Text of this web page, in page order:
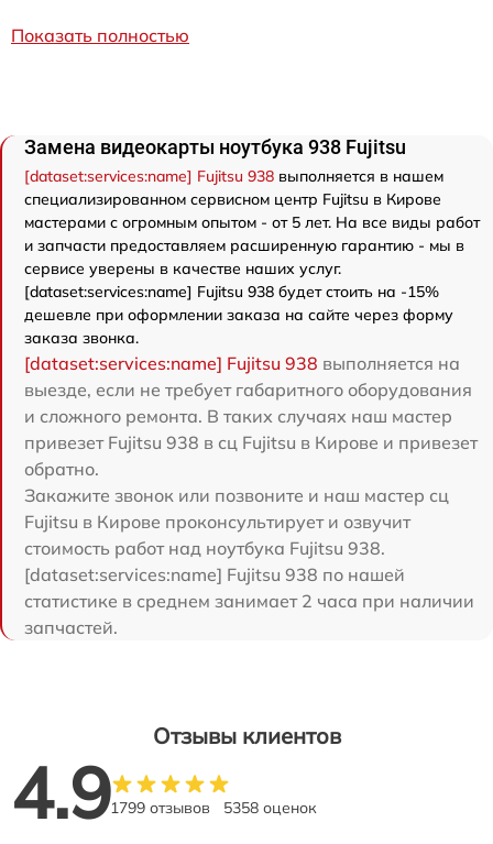
Показать полностью
Замена видеокарты ноутбука 938 Fujitsu
[dataset:services:name] Fujitsu 938 выполняется в нашем
специализированном сервисном центр Fujitsu в Кирове
мастерами с огромным опытом - от 5 лет. На все виды работ
и запчасти предоставляем расширенную гарантию - мы в
сервисе уверены в качестве наших услуг.
[dataset:services:name] Fujitsu 938 будет стоить на -15%
дешевле при оформлении заказа на сайте через форму
заказа звонка.
[dataset:services:name] Fujitsu 938 выполняется на
выезде, если не требует габаритного оборудования
и сложного ремонта. В таких случаях наш мастер
привезет Fujitsu 938 в сц Fujitsu в Кирове и привезет
обратно.
Закажите звонок или позвоните и наш мастер сц
Fujitsu в Кирове проконсультирует и озвучит
стоимость работ над ноутбука Fujitsu 938.
[dataset:services:name] Fujitsu 938 по нашей
статистике в среднем занимает 2 часа при наличии
запчастей.
Отзывы клиентов
4.91799 отзывов 5358 оценок